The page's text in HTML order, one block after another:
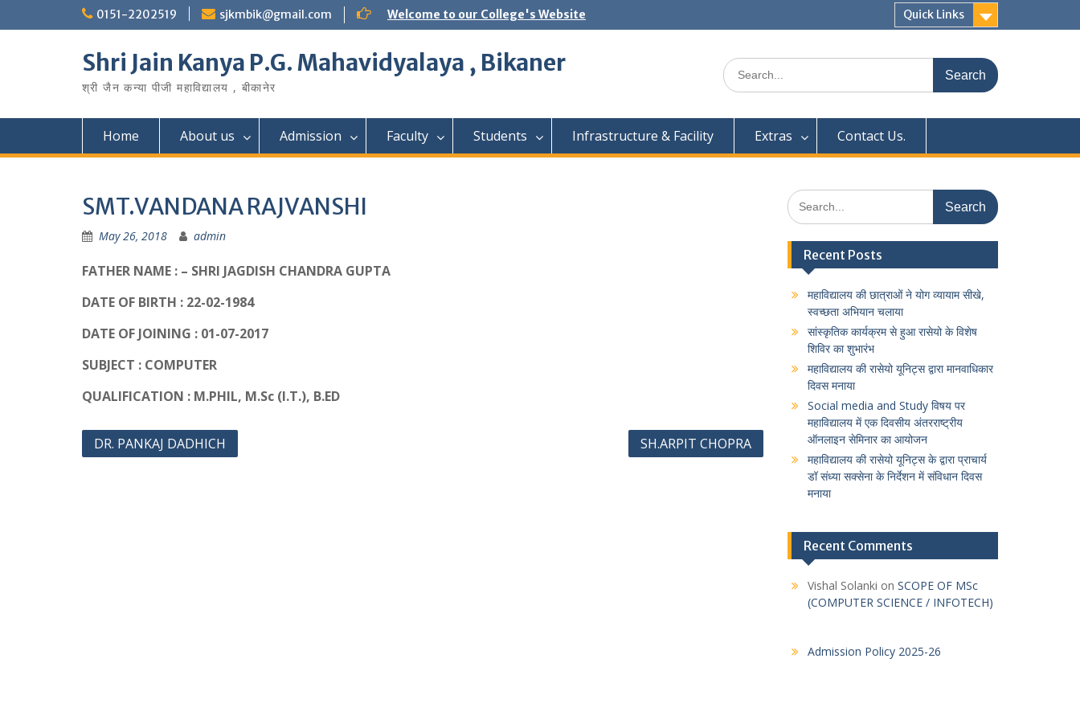
0151-2202519 sjkmbik@gmail.com Welcome to our College's Website Quick Links
Shri Jain Kanya P.G. Mahavidyalaya , Bikaner
श्री जैन कन्या पीजी महाविद्यालय , बीकानेर
Search
for:
Home About us Admission Faculty Students Infrastructure & Facility Extras Contact Us.
SMT.VANDANA RAJVANSHI
May 26, 2018 admin
FATHER NAME : – SHRI JAGDISH CHANDRA GUPTA
DATE OF BIRTH : 22-02-1984
DATE OF JOINING : 01-07-2017
SUBJECT : COMPUTER
QUALIFICATION : M.PHIL, M.Sc (I.T.), B.ED
Post
DR. PANKAJ DADHICH SH.ARPIT CHOPRA
Search
for:
Recent Posts
महाविद्यालय की छात्राओं ने योग व्यायाम सीखे,
स्वच्छता अभियान चलाया
सांस्कृतिक कार्यक्रम से हुआ रासेयो के विशेष
शिविर का शुभारंभ
महाविद्यालय की रासेयो यूनिट्स द्वारा मानवाधिकार
दिवस मनाया
Social media and Study विषय पर
महाविद्यालय में एक दिवसीय अंतरराष्ट्रीय
ऑनलाइन सेमिनार का आयोजन
महाविद्यालय की रासेयो यूनिट्स के द्वारा प्राचार्य
डॉ संध्या सक्सेना के निर्देशन में संविधान दिवस
मनाया
Recent Comments
Vishal Solanki on SCOPE OF MSc
(COMPUTER SCIENCE / INFOTECH)
Admission Policy 2025-26